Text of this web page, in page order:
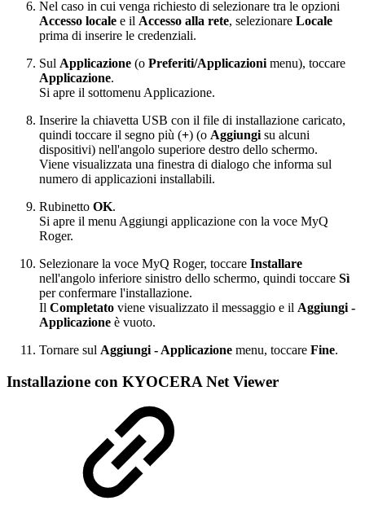
Nel caso in cui venga richiesto di selezionare tra le opzioni
Accesso locale e il Accesso alla rete, selezionare Locale
prima di inserire le credenziali.
Sul Applicazione (o Preferiti/Applicazionimenu), toccare
Applicazione.
Si apre il sottomenu Applicazione.
Inserire la chiavetta USB con il file di installazione caricato,
quindi toccare il segno più (+) (o Aggiungisu alcuni
dispositivi) nell'angolo superiore destro dello schermo.
Viene visualizzata una finestra di dialogo che informa sul
numero di applicazioni installabili.
Rubinetto OK.
Si apre il menu Aggiungi applicazione con la voce MyQ
Roger.
Selezionare la voce MyQ Roger, toccare Installare
nell'angolo inferiore sinistro dello schermo, quindi toccare Sì
per confermare l'installazione.
Il Completato viene visualizzato il messaggio e il Aggiungi -
Applicazione è vuoto.
Tornare sul Aggiungi - Applicazione menu, toccare Fine.
Installazione con KYOCERA Net Viewer